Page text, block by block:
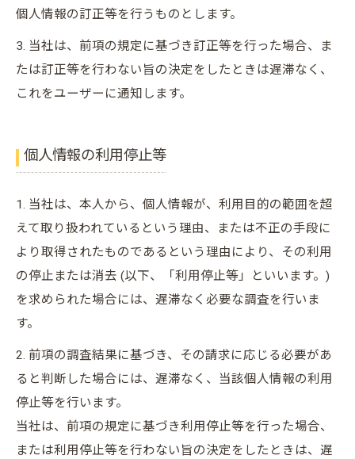
個人情報の訂正等を行うものとします。
3. 当社は、前項の規定に基づき訂正等を行った場合、ま
たは訂正等を行わない旨の決定をしたときは遅滞なく、
これをユーザーに通知します。
個人情報の利用停止等
1. 当社は、本人から、個人情報が、利用目的の範囲を超
えて取り扱われているという理由、または不正の手段に
より取得されたものであるという理由により、その利用
の停止または消去 (以下、「利用停止等」といいます。)
を求められた場合には、遅滞なく必要な調査を行いま
す。
2. 前項の調査結果に基づき、その請求に応じる必要があ
ると判断した場合には、遅滞なく、当該個人情報の利用
停止等を行います。
当社は、前項の規定に基づき利用停止等を行った場合、
または利用停止等を行わない旨の決定をしたときは、遅